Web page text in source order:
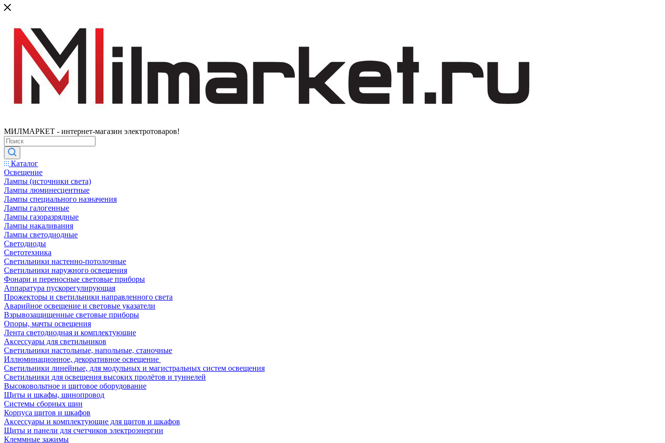
МИЛМАРКЕТ - интернет-магазин электротоваров!
Каталог
Освещение
Лампы (источники света)
Лампы люминесцентные
Лампы специального назначения
Лампы галогенные
Лампы газоразрядные
Лампы накаливания
Лампы светодиодные
Светодиоды
Светотехника
Светильники настенно-потолочные
Светильники наружного освещения
Фонари и переносные световые приборы
Аппаратура пускорегулирующая
Прожекторы и светильники направленного света
Аварийное освещение и световые указатели
Взрывозащищенные световые приборы
Опоры, мачты освещения
Лента светодиодная и комплектующие
Аксессуары для светильников
Светильники настольные, напольные, станочные
Иллюминационное, декоративное освещение
Светильники линейные, для модульных и магистральных систем освещения
Светильники для освещения высоких пролётов и туннелей
Высоковольтное и щитовое оборудование
Щиты и шкафы, шинопровод
Системы сборных шин
Корпуса щитов и шкафов
Аксессуары и комплектующие для щитов и шкафов
Щиты и панели для счетчиков электроэнергии
Клеммные зажимы